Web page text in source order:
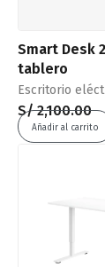
Smart Desk
tablero
Escritorio
S/2,100.00
Añadir al carrito